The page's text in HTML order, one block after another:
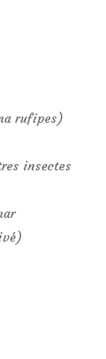
rufipes)
insectes